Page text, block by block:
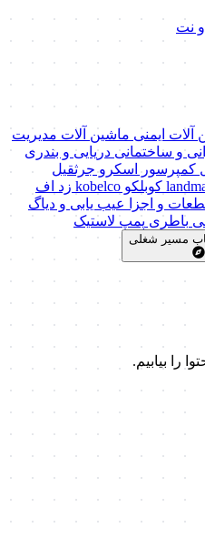
نت
آلات ایمنی ماشین آلات مدیریت
و ساختمانی دریایی و بندری
کمپرسور اسکروجرثقیل
کوبلکو kobelco زد اف
و اجزا
عیب یابی و دیاگ
باطری پمپ لاستیک
مسیر شغلی
را بیابیم.